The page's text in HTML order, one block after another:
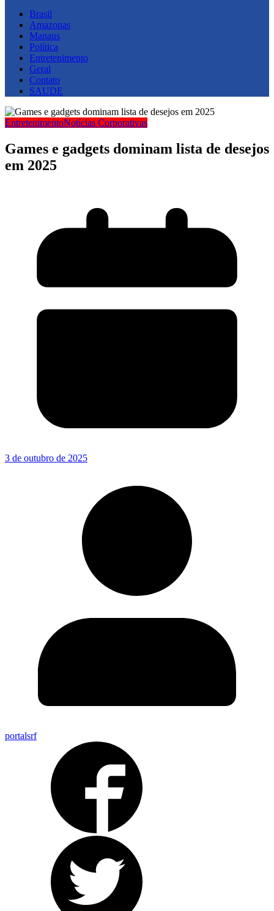
Brasil
Amazonas
Manaus
Política
Entretenimento
Geral
Contato
SAUDE
EntretenimentoNotícias Corporativas
Games e gadgets dominam lista de desejos
em 2025
3 de outubro de 2025
portalsrf